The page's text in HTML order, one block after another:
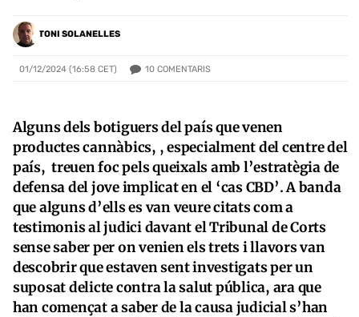
TONI SOLANELLES
01/12/2024 (16:58 CET) 10 COMENTARIS
Alguns dels botiguers del país que venen
productes cannàbics, , especialment del centre del
país, treuen foc pels queixals amb l’estratègia de
defensa del jove implicat en el ‘cas CBD’. A banda
que alguns d’ells es van veure citats com a
testimonis al judici davant el Tribunal de Corts
sense saber per on venien els trets i llavors van
descobrir que estaven sent investigats per un
suposat delicte contra la salut pública, ara que
han començat a saber de la causa judicial s’han